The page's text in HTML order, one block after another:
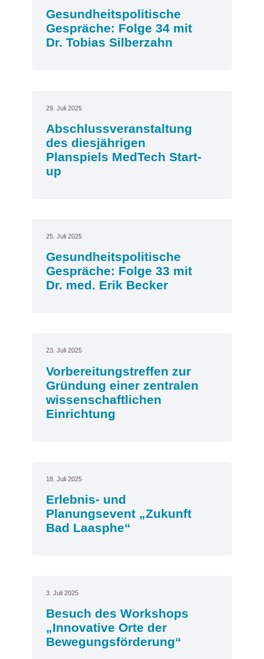
Gesundheitspolitische
Gespräche: Folge 34 mit
Dr. Tobias Silberzahn
29. Juli 2025
Abschlussveranstaltung
des diesjährigen
Planspiels MedTech Start-
up
25. Juli 2025
Gesundheitspolitische
Gespräche: Folge 33 mit
Dr. med. Erik Becker
23. Juli 2025
Vorbereitungstreffen zur
Gründung einer zentralen
wissenschaftlichen
Einrichtung
18. Juli 2025
Erlebnis- und
Planungsevent „Zukunft
Bad Laasphe“
3. Juli 2025
Besuch des Workshops
„Innovative Orte der
Bewegungsförderung“